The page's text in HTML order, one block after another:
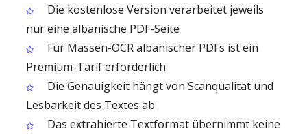
Die kostenlose Version verarbeitet jeweils
nur eine albanische PDF-Seite
Für Massen-OCR albanischer PDFs ist ein
Premium-Tarif erforderlich
Die Genauigkeit hängt von Scanqualität und
Lesbarkeit des Textes ab
Das extrahierte Textformat übernimmt keine